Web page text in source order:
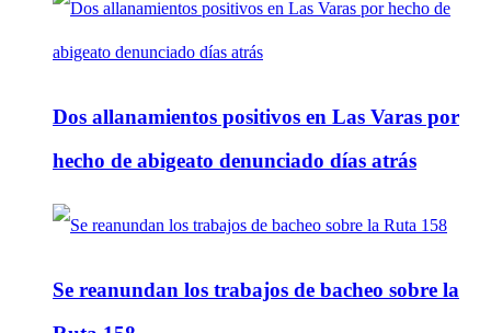
Dos allanamientos positivos en Las Varas por
hecho de abigeato denunciado días atrás
Se reanundan los trabajos de bacheo sobre la